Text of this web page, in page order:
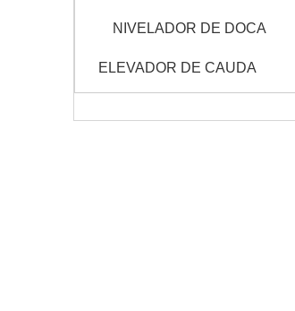
NIVELADOR DE DOCA
ELEVADOR DE CAUDA